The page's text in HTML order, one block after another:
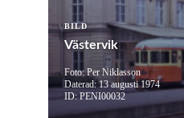
BILD
Västervik
Foto: Per Niklasson
Daterad: 13 augusti 1974
ID: PENI00032